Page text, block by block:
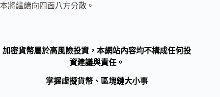
本將繼續向四面八方分散。
加密貨幣屬於高風險投資，本網站內容均不構成任何投
資建議與責任。
掌握虛擬貨幣、區塊鏈大小事